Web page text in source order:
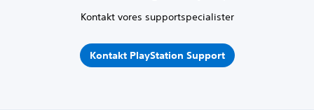
Kontakt vores supportspecialister
Kontakt PlayStation Support